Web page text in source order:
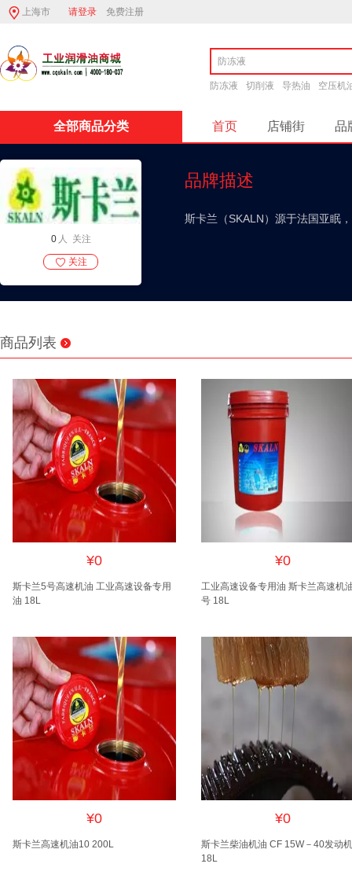
上海市 请登录 免费注册
防冻液 切削液 导热油 空压机
全部商品分类 首页 店铺街 品
0 人 关注
关注
品牌描述
斯卡兰（SKALN）源于法国亚眠
商品列表
¥0
斯卡兰5号高速机油 工业高速设备专用
油 18L
¥0
工业高速设备专用油 斯卡兰高速机
号 18L
¥0
斯卡兰高速机油10 200L
¥0
斯卡兰柴油机油 CF 15W－40发动
18L